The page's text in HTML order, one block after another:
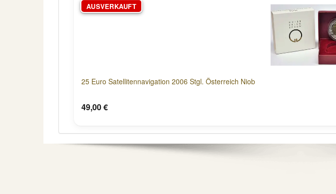
AUSVERKAUFT
25 Euro Satellitennavigation 2006 Stgl. Österreich Niob
49,00 €